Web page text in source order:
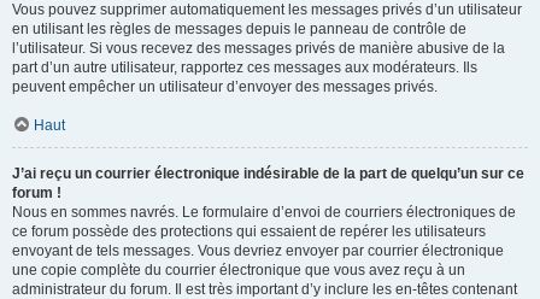
Vous pouvez supprimer automatiquement les messages privés d’un utilisateur
en utilisant les règles de messages depuis le panneau de contrôle de
l’utilisateur. Si vous recevez des messages privés de manière abusive de la
part d’un autre utilisateur, rapportez ces messages aux modérateurs. Ils
peuvent empêcher un utilisateur d’envoyer des messages privés.
Haut
J’ai reçu un courrier électronique indésirable de la part de quelqu’un sur ce
forum !
Nous en sommes navrés. Le formulaire d’envoi de courriers électroniques de
ce forum possède des protections qui essaient de repérer les utilisateurs
envoyant de tels messages. Vous devriez envoyer par courrier électronique
une copie complète du courrier électronique que vous avez reçu à un
administrateur du forum. Il est très important d’y inclure les en-têtes contenant